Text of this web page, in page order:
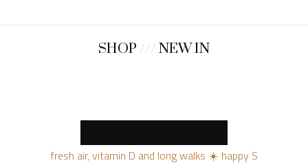
SHOP ///NEW IN
fresh air, vitamin D and long walks ☀️ happy S